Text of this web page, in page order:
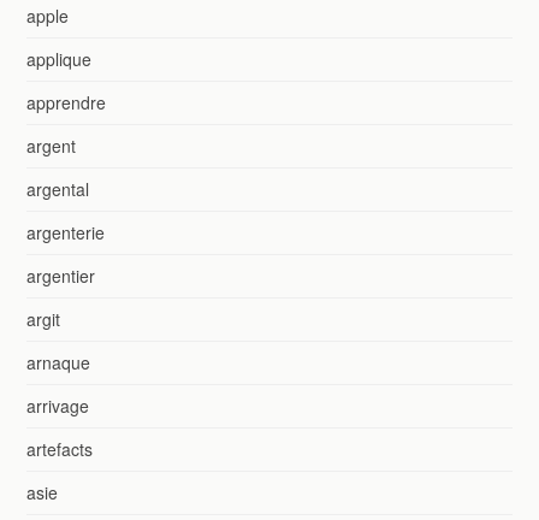
apple
applique
apprendre
argent
argental
argenterie
argentier
argit
arnaque
arrivage
artefacts
asie